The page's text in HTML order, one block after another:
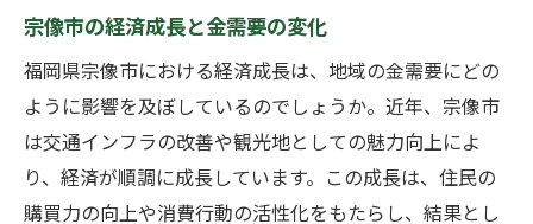
金の価格動向を利用した賢い投資戦略
地元の専門家が推奨する取引タイミング
福岡県宗像市東郷での金需要と供給バランスの
影響
地域における金の需要増加要因
供給不足が金価格に与える影響
宗像市の経済成長と金需要の変化
福岡県宗像市における経済成長は、地域の金需要にどの
ように影響を及ぼしているのでしょうか。近年、宗像市
は交通インフラの改善や観光地としての魅力向上によ
り、経済が順調に成長しています。この成長は、住民の
購買力の向上や消費行動の活性化をもたらし、結果とし